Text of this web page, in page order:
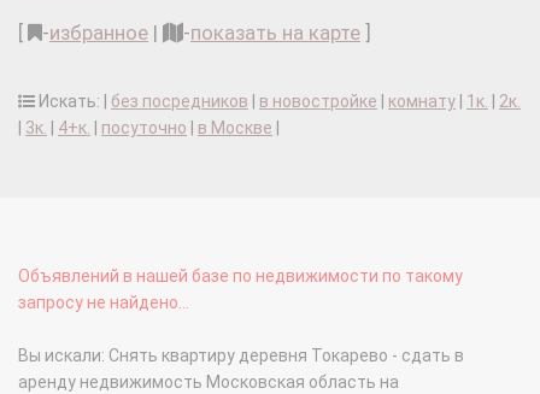
-избранное | -показать на карте
Искать: | без посредников в новостройке комнату 1к.
2к.
3к. 4+к. посуточно в Москве
Объявлений в нашей базе по недвижимости по такому
запросу не найдено...
Вы искали: Снять квартиру деревня Токарево - сдать в
аренду недвижимость Московская область на